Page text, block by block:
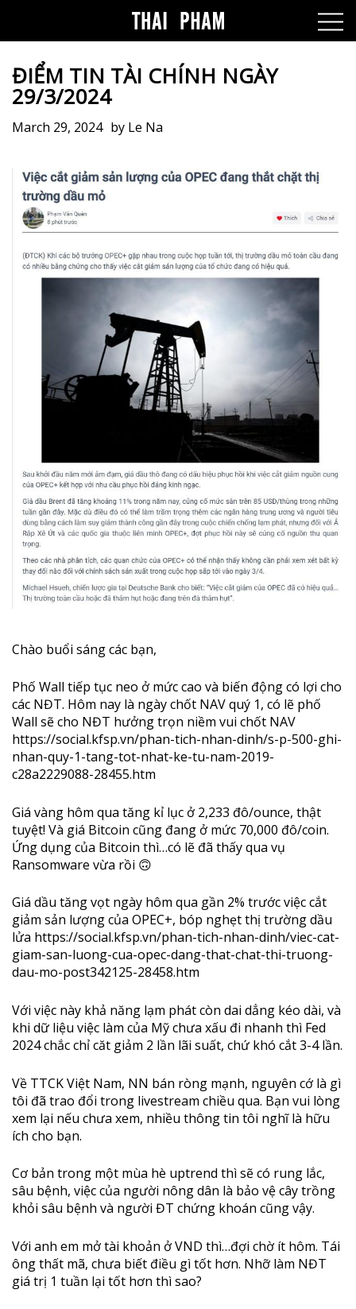
ĐIỂM TIN TÀI CHÍNH NGÀY
29/3/2024
March 29, 2024 by Le Na
Chào buổi sáng các bạn,
Phố Wall tiếp tục neo ở mức cao và biến động có lợi cho
các NĐT. Hôm nay là ngày chốt NAV quý 1, có lẽ phố
Wall sẽ cho NĐT hưởng trọn niềm vui chốt NAV
https://social.kfsp.vn/phan-tich-nhan-dinh/s-p-500-ghi-
nhan-quy-1-tang-tot-nhat-ke-tu-nam-2019-
c28a2229088-28455.htm
Giá vàng hôm qua tăng kỉ lục ở 2,233 đô/ounce, thật
tuyệt! Và giá Bitcoin cũng đang ở mức 70,000 đô/coin.
Ứng dụng của Bitcoin thì…có lẽ đã thấy qua vụ
Ransomware vừa rồi 🙃
Giá dầu tăng vọt ngày hôm qua gần 2% trước việc cắt
giảm sản lượng của OPEC+, bóp nghẹt thị trường dầu
lửa https://social.kfsp.vn/phan-tich-nhan-dinh/viec-cat-
giam-san-luong-cua-opec-dang-that-chat-thi-truong-
dau-mo-post342125-28458.htm
Với việc này khả năng lạm phát còn dai dẳng kéo dài, và
khi dữ liệu việc làm của Mỹ chưa xấu đi nhanh thì Fed
2024 chắc chỉ căt giảm 2 lần lãi suất, chứ khó cắt 3-4 lần.
Về TTCK Việt Nam, NN bán ròng mạnh, nguyên cớ là gì
tôi đã trao đổi trong livestream chiều qua. Bạn vui lòng
xem lại nếu chưa xem, nhiều thông tin tôi nghĩ là hữu
ích cho bạn.
Cơ bản trong một mùa hè uptrend thì sẽ có rung lắc,
sâu bệnh, việc của người nông dân là bảo vệ cây trồng
khỏi sâu bệnh và người ĐT chứng khoán cũng vậy.
Với anh em mở tài khoản ở VND thì…đợi chờ ít hôm. Tái
ông thất mã, chưa biết điều gì tốt hơn. Nhỡ làm NĐT
giá trị 1 tuần lại tốt hơn thì sao?